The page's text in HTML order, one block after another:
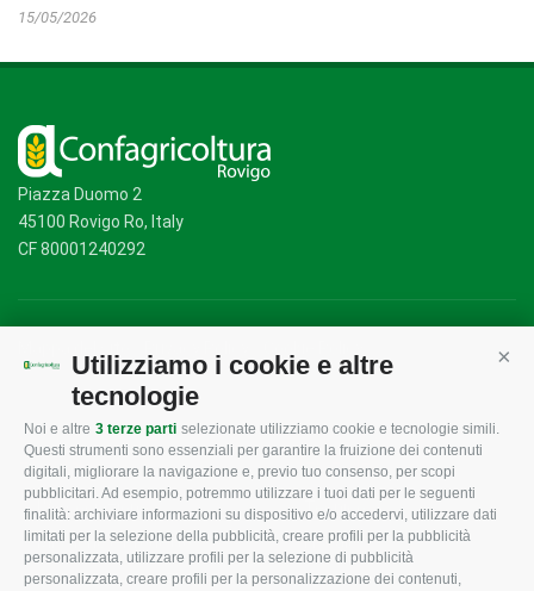
Utilizziamo i cookie e altre
tecnologie
Noi e altre 3 terze parti selezionate utilizziamo cookie e tecnologie simili.
Questi strumenti sono essenziali per garantire la fruizione dei contenuti
digitali, migliorare la navigazione e, previo tuo consenso, per scopi
pubblicitari. Ad esempio, potremmo utilizzare i tuoi dati per le seguenti
finalità: archiviare informazioni su dispositivo e/o accedervi, utilizzare dati
limitati per la selezione della pubblicità, creare profili per la pubblicità
personalizzata, utilizzare profili per la selezione di pubblicità
personalizzata, creare profili per la personalizzazione dei contenuti,
15/05/2026
Piazza Duomo 2
45100 Rovigo Ro, Italy
CF 80001240292
CONFAGRICOLTURA
ROVIGO
L'Associazione
Missione e Progetto
Organigramma aziendale
CONFAGRICOLTURA
INFORMA
Tecnico
Fiscale
Lavoro